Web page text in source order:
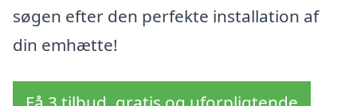
søgen efter den perfekte installation af
din emhætte!